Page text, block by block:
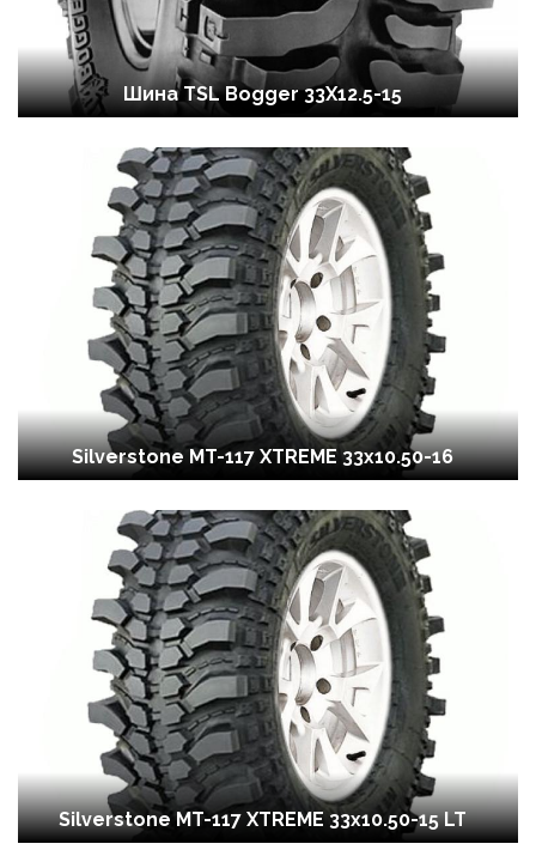
Шина TSL Bogger 33X12.5-15
Silverstone MT-117 XTREME 33x10.50-16
Silverstone MT-117 XTREME 33x10.50-15 LT